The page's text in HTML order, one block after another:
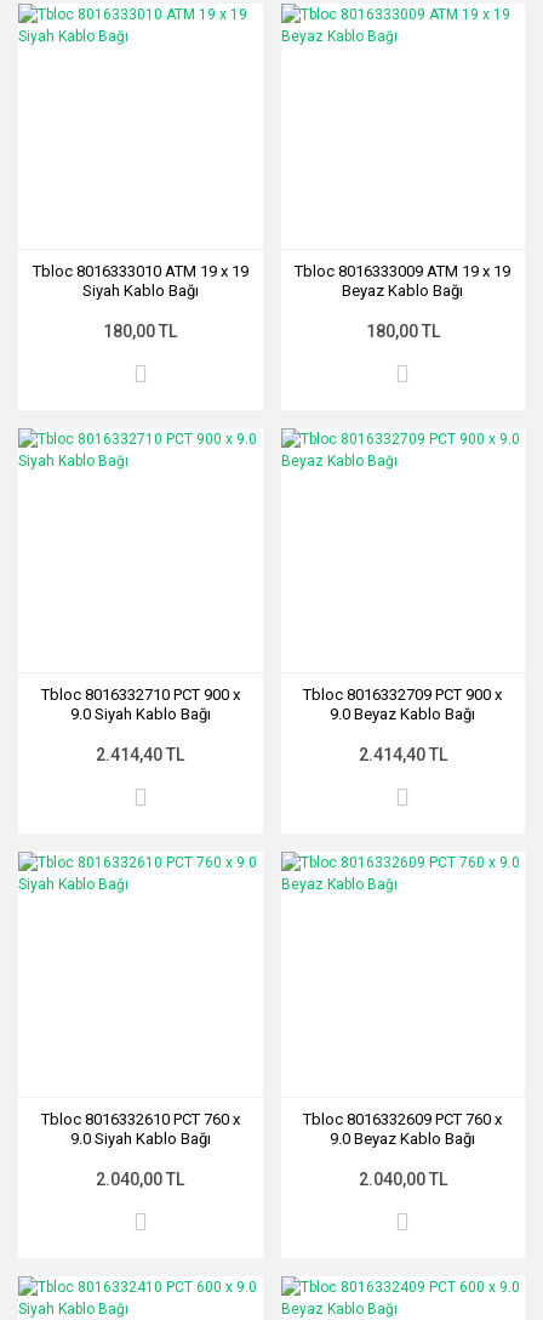
Tbloc 8016333010 ATM 19 x 19
Siyah Kablo Bağı
180,00 TL
Tbloc 8016333009 ATM 19 x 19
Beyaz Kablo Bağı
180,00 TL
Tbloc 8016332710 PCT 900 x
9.0 Siyah Kablo Bağı
2.414,40 TL
Tbloc 8016332709 PCT 900 x
9.0 Beyaz Kablo Bağı
2.414,40 TL
Tbloc 8016332610 PCT 760 x
9.0 Siyah Kablo Bağı
2.040,00 TL
Tbloc 8016332609 PCT 760 x
9.0 Beyaz Kablo Bağı
2.040,00 TL